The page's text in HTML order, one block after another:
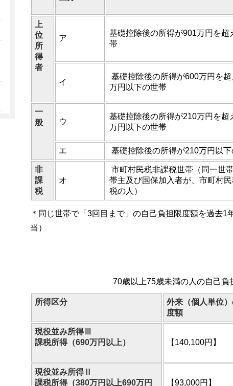
上
位
所
得
者
ア
基礎控除後の所得が901万円を超
帯
イ
基礎控除後の所得が600万円を超
万円以下の世帯
一
般
ウ
基礎控除後の所得が210万円を超
万円以下の世帯
エ
基礎控除後の所得が210万円以下
非
課
税
オ
市町村民税非課税世帯（同一世
帯主及び国保加入者が、市町村
税の人）
＊同じ世帯で「3回目まで」の自己負担限度額を過去1
当）
70歳以上75歳未満の人の自己負
所得区分
外来（個人単位
度額
現役並み所得Ⅲ
課税所得（690万円以上）
【140,100円】
現役並み所得Ⅱ
課税所得（380万円以上690万円
【93,000円】